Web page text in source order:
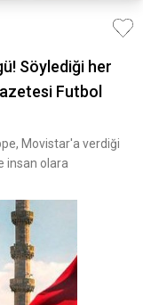
Söylediği her
Futbol
Movistar'a verdiği
insan olara